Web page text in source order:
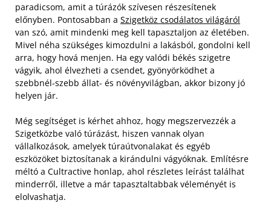
paradicsom, amit a túrázók szívesen részesítenek
előnyben. Pontosabban a Szigetköz csodálatos világáról
van szó, amit mindenki meg kell tapasztaljon az életében.
Mivel néha szükséges kimozdulni a lakásból, gondolni kell
arra, hogy hová menjen. Ha egy valódi békés szigetre
vágyik, ahol élvezheti a csendet, gyönyörködhet a
szebbnél-szebb állat- és növényvilágban, akkor bizony jó
helyen jár.
Még segítséget is kérhet ahhoz, hogy megszervezzék a
Szigetközbe való túrázást, hiszen vannak olyan
vállalkozások, amelyek túraútvonalakat és egyéb
eszközöket biztosítanak a kirándulni vágyóknak. Említésre
méltó a Cultractive honlap, ahol részletes leírást találhat
minderről, illetve a már tapasztaltabbak véleményét is
elolvashatja.